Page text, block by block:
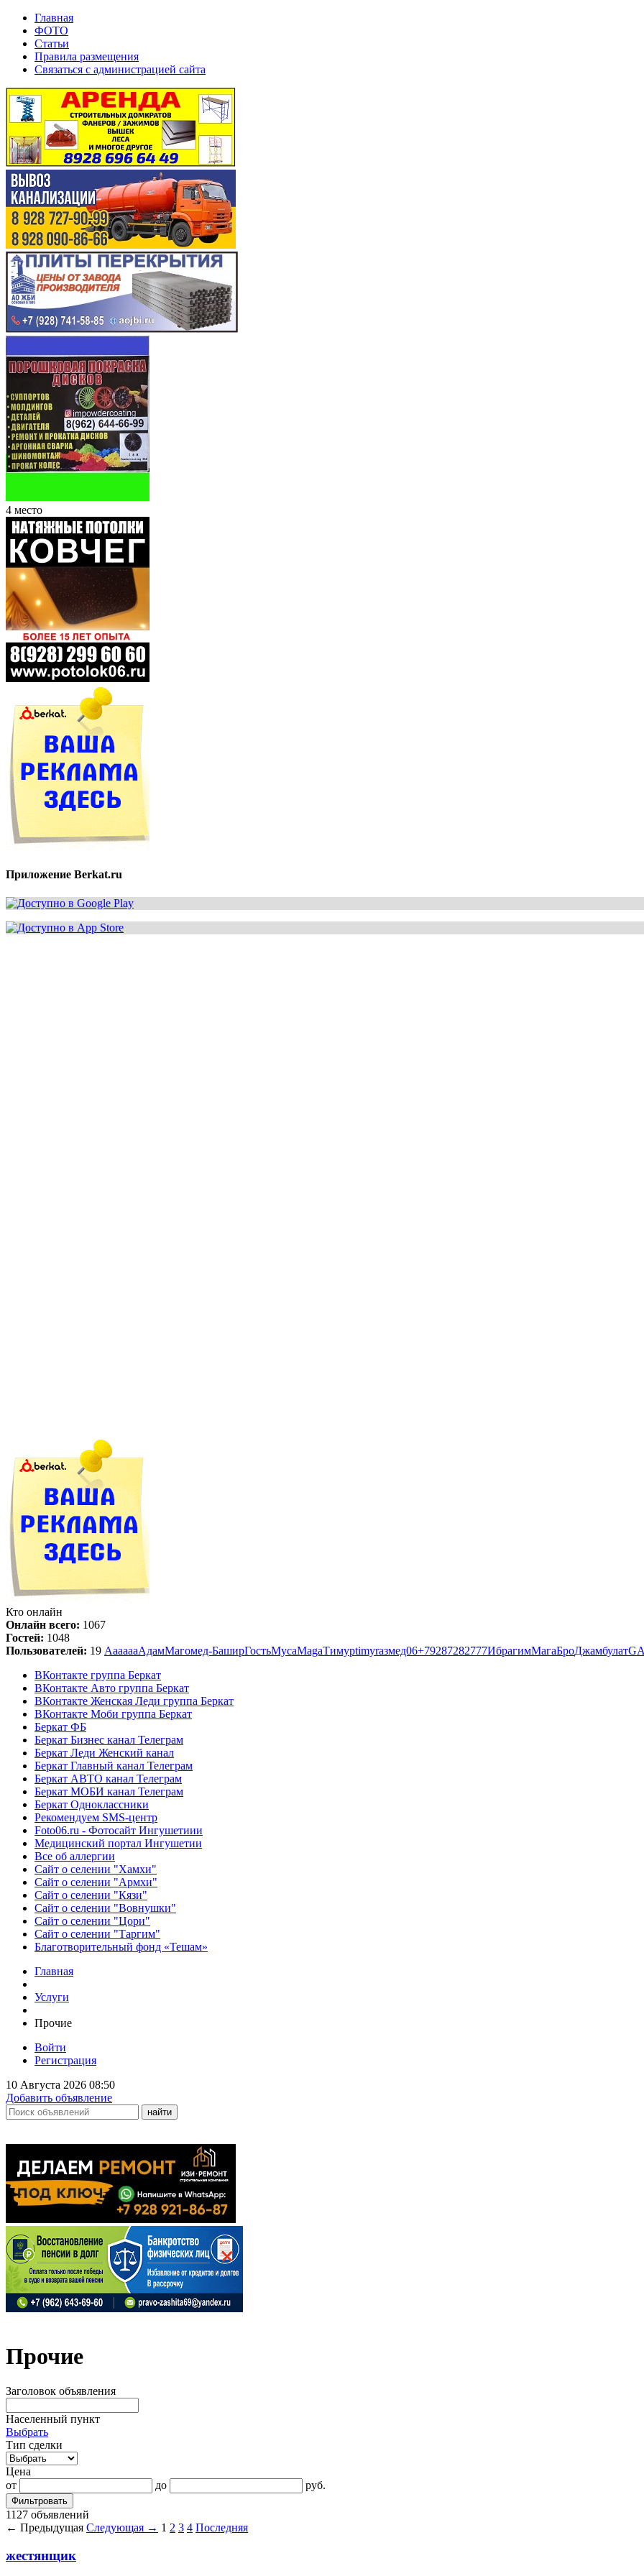
Главная
ФОТО
Статьи
Правила размещения
Связаться с администрацией сайта
4 место
Приложение Berkat.ru
Кто онлайн
Онлайн всего: 1067
Гостей: 1048
Пользователей: 19 АаааааАдамМагомед-БаширГостьМусаMagaТимурtimyrазмед06+79287282777ИбрагимМагаБроДжамбулат
ВКонтакте группа Беркат
ВКонтакте Авто группа Беркат
ВКонтакте Женская Леди группа Беркат
ВКонтакте Моби группа Беркат
Беркат ФБ
Беркат Бизнес канал Телеграм
Беркат Леди Женский канал
Беркат Главный канал Телеграм
Беркат АВТО канал Телеграм
Беркат МОБИ канал Телеграм
Беркат Одноклассники
Рекомендуем SMS-центр
Foto06.ru - Фотосайт Ингушетиии
Медицинский портал Ингушетии
Все об аллергии
Сайт о селении "Хамхи"
Сайт о селении "Армхи"
Сайт о селении "Кязи"
Сайт о селении "Вовнушки"
Сайт о селении "Цори"
Сайт о селении "Таргим"
Благотворительный фонд «Тешам»
Главная
Услуги
Прочие
Войти
Регистрация
10 Августа 2026 08:50
Добавить объявление
Прочие
Заголовок объявления
Населенный пункт
Выбрать
Тип сделки
Цена
от
до руб.
Фильтровать
1127 объявлений
← Предыдущая Следующая → 1 2 3 4 Последняя
жестянщик